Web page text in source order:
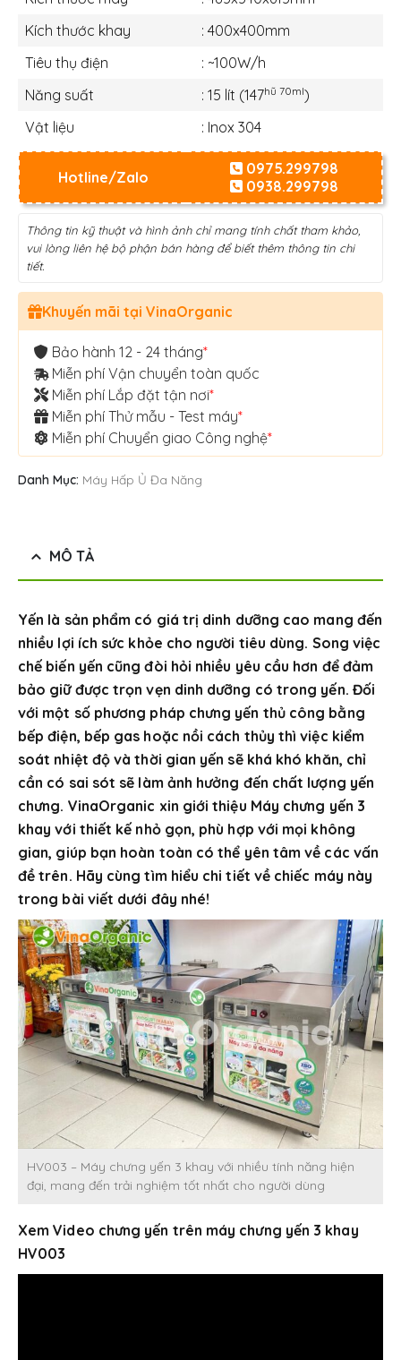
Kích thước khay
: 400x400mm
Tiêu thụ điện
: ~100W/h
Năng suất
: 15 lít (147hũ 70ml)
Vật liệu
: Inox 304
Hotline/Zalo
0975.299798
0938.299798
Thông tin kỹ thuật và hình ảnh chỉ mang tính chất tham khảo,
vui lòng liên hệ bộ phận bán hàng để biết thêm thông tin chi
tiết.
Khuyến mãi tại VinaOrganic
Bảo hành 12 - 24 tháng*
Miễn phí Vận chuyển toàn quốc
Miễn phí Lắp đặt tận nơi*
Miễn phí Thử mẫu - Test máy*
Miễn phí Chuyển giao Công nghệ*
Danh Mục: Máy Hấp Ủ Đa Năng
MÔ TẢ
Yến là sản phẩm có giá trị dinh dưỡng cao mang đến
nhiều lợi ích sức khỏe cho người tiêu dùng. Song việc
chế biến yến cũng đòi hỏi nhiều yêu cầu hơn để đảm
bảo giữ được trọn vẹn dinh dưỡng có trong yến. Đối
với một số phương pháp chưng yến thủ công bằng
bếp điện, bếp gas hoặc nồi cách thủy thì việc kiểm
soát nhiệt độ và thời gian yến sẽ khá khó khăn, chỉ
cần có sai sót sẽ làm ảnh hưởng đến chất lượng yến
chưng. VinaOrganic xin giới thiệu Máy chưng yến 3
khay với thiết kế nhỏ gọn, phù hợp với mọi không
gian, giúp bạn hoàn toàn có thể yên tâm về các vấn
đề trên. Hãy cùng tìm hiểu chi tiết về chiếc máy này
trong bài viết dưới đây nhé!
HV003 – Máy chưng yến 3 khay với nhiều tính năng hiện
đại, mang đến trải nghiệm tốt nhất cho người dùng
Xem Video chưng yến trên máy chưng yến 3 khay
HV003